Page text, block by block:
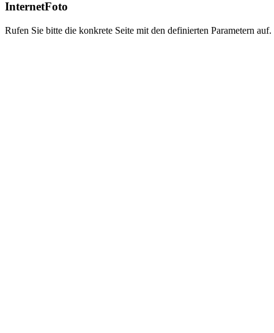
InternetFoto
Rufen Sie bitte die konkrete Seite mit den definierten Parametern auf.